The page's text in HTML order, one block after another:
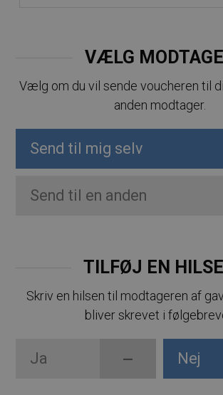
VÆLG
Vælg om du vil sende voucheren til
anden modtager.
Send til mig selv
Send til en anden
TILFØJ EN
Skriv en hilsen til modtageren af
bliver skrevet i
Ja Nej